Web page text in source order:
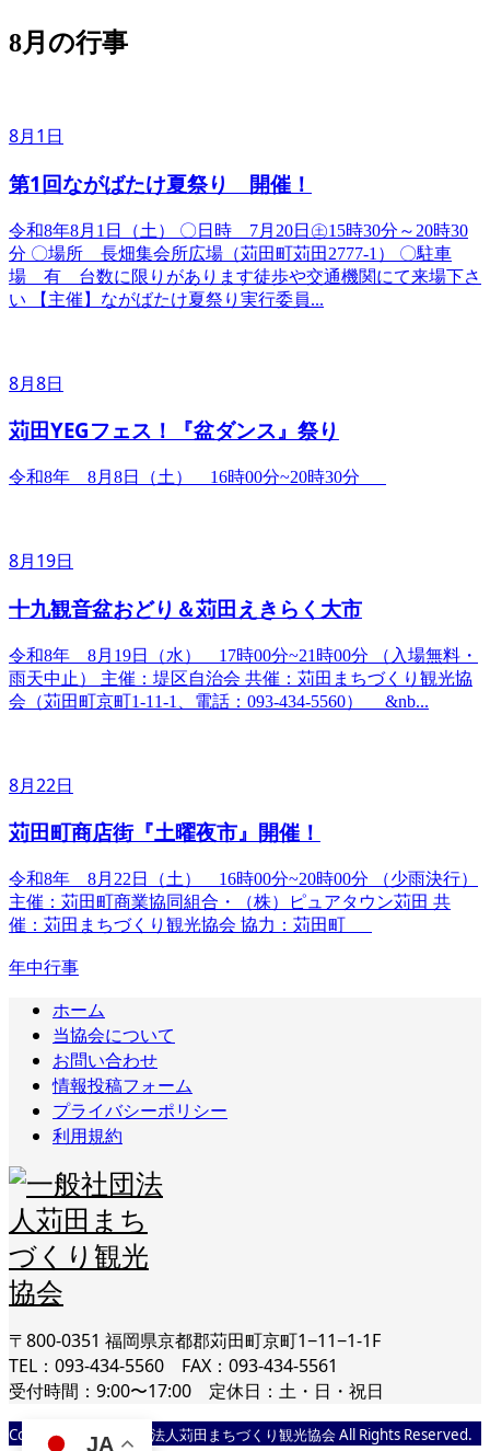
8月の行事
8月1日
第1回ながばたけ夏祭り 開催！
令和8年8月1日（土） ​〇日時 7月20日㊏15時30分～20時30
分 〇場所 長畑集会所広場（苅田町苅田2777-1） 〇駐車
場 有 台数に限りがあります徒歩や交通機関にて来場下さ
い 【主催】ながばたけ夏祭り実行委員...
8月8日
苅田YEGフェス！『盆ダンス』祭り
令和8年 8月8日（土） 16時00分~20時30分
8月19日
十九観音盆おどり＆苅田えきらく大市
令和8年 8月19日（水） 17時00分~21時00分 （入場無料・
雨天中止） 主催：堤区自治会 共催：苅田まちづくり観光協
会（苅田町京町1-11-1、電話：093-434-5560） &nb...
8月22日
苅田町商店街『土曜夜市』開催！
令和8年 8月22日（土） 16時00分~20時00分 （少雨決行）
主催：苅田町商業協同組合・（株）ピュアタウン苅田 共
催：苅田まちづくり観光協会 協力：苅田町
年中行事
ホーム
当協会について
お問い合わせ
情報投稿フォーム
プライバシーポリシー
利用規約
〒800-0351 福岡県京都郡苅田町京町1−11−1-1F
TEL：093-434-5560 FAX：093-434-5561
受付時間：9:00〜17:00 定休日：土・日・祝日
Copyright © 一般社団法人苅田まちづくり観光協会 All Rights Reserved.
JA